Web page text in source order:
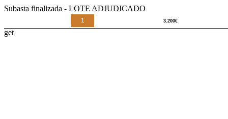
Subasta finalizada - LOTE ADJUDICADO
1
get